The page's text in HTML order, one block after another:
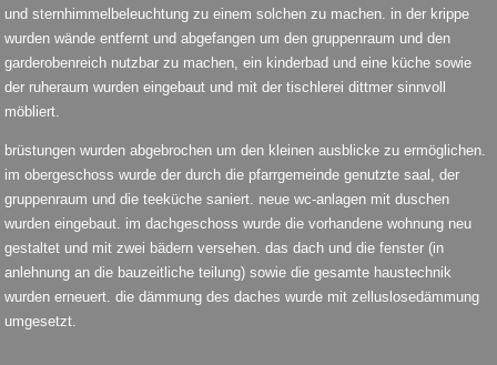
und sternhimmelbeleuchtung zu einem solchen zu machen. in der krippe
wurden wände entfernt und abgefangen um den gruppenraum und den
garderobenreich nutzbar zu machen, ein kinderbad und eine küche sowie
der ruheraum wurden eingebaut und mit der tischlerei dittmer sinnvoll
möbliert.
brüstungen wurden abgebrochen um den kleinen ausblicke zu ermöglichen.
im obergeschoss wurde der durch die pfarrgemeinde genutzte saal, der
gruppenraum und die teeküche saniert. neue wc-anlagen mit duschen
wurden eingebaut. im dachgeschoss wurde die vorhandene wohnung neu
gestaltet und mit zwei bädern versehen. das dach und die fenster (in
anlehnung an die bauzeitliche teilung) sowie die gesamte haustechnik
wurden erneuert. die dämmung des daches wurde mit zelluslosedämmung
umgesetzt.